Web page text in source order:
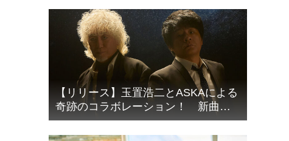
ン」2曲先行サプライズ配信！
【リリース】玉置浩二とASKAによる
奇跡のコラボレーション！ 新曲
「音銀河」9/16リリース